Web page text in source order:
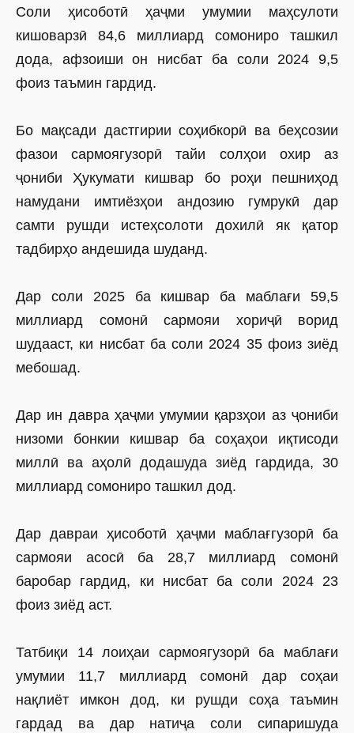
Соли ҳисоботӣ ҳаҷми умумии маҳсулоти
кишоварзӣ 84,6 миллиард сомониро ташкил
дода, афзоиши он нисбат ба соли 2024 9,5
фоиз таъмин гардид.
Бо мақсади дастгирии соҳибкорӣ ва беҳсозии
фазои сармоягузорӣ тайи солҳои охир аз
ҷониби Ҳукумати кишвар бо роҳи пешниҳод
намудани имтиёзҳои андозию гумрукӣ дар
самти рушди истеҳсолоти дохилӣ як қатор
тадбирҳо андешида шуданд.
Дар соли 2025 ба кишвар ба маблағи 59,5
миллиард сомонӣ сармояи хориҷӣ ворид
шудааст, ки нисбат ба соли 2024 35 фоиз зиёд
мебошад.
Дар ин давра ҳаҷми умумии қарзҳои аз ҷониби
низоми бонкии кишвар ба соҳаҳои иқтисоди
миллӣ ва аҳолӣ додашуда зиёд гардида, 30
миллиард сомониро ташкил дод.
Дар давраи ҳисоботӣ ҳаҷми маблағгузорӣ ба
сармояи асосӣ ба 28,7 миллиард сомонӣ
баробар гардид, ки нисбат ба соли 2024 23
фоиз зиёд аст.
Татбиқи 14 лоиҳаи сармоягузорӣ ба маблағи
умумии 11,7 миллиард сомонӣ дар соҳаи
нақлиёт имкон дод, ки рушди соҳа таъмин
гардад ва дар натиҷа соли сипаришуда